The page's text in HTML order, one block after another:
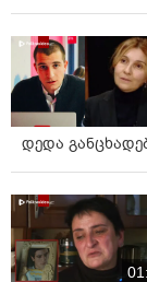
დედა